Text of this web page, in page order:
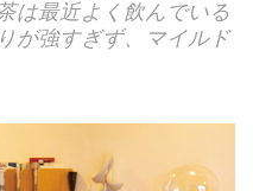
は最近よく飲んでいる
が強すぎず、マイルド